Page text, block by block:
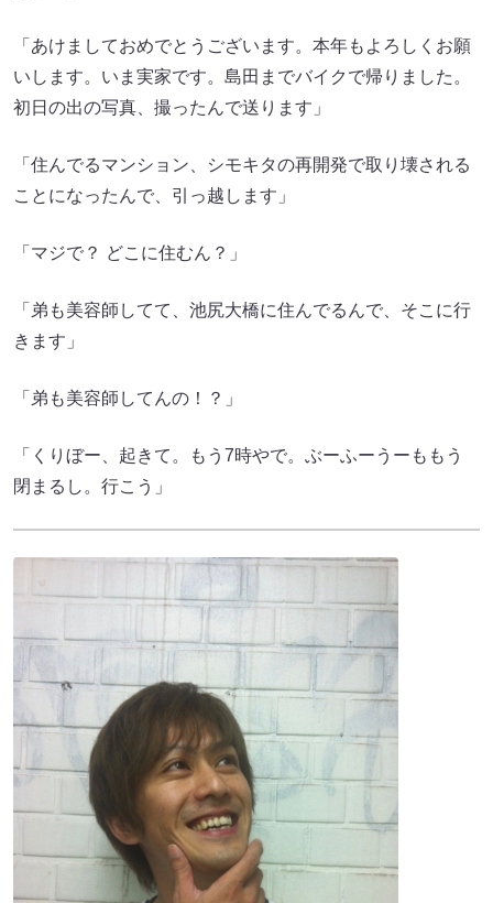
「あけましておめでとうございます。本年もよろしくお願
いします。いま実家です。島田までバイクで帰りました。
初日の出の写真、撮ったんで送ります」
「住んでるマンション、シモキタの再開発で取り壊される
ことになったんで、引っ越します」
「マジで？ どこに住むん？」
「弟も美容師してて、池尻大橋に住んでるんで、そこに行
きます」
「弟も美容師してんの！？」
「くりぼー、起きて。もう7時やで。ぶーふーうーももう
閉まるし。行こう」